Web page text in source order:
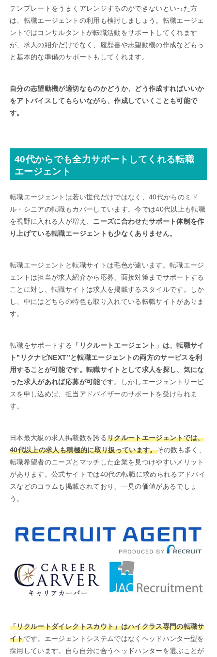
テンプレートをうまくアレンジするのができないといった方
は、転職エージェントの利用も検討しましょう。転職エージェ
ントではコンサルタントが転職活動をサポートしてくれます
が、求人の紹介だけでなく、履歴書や志望動機の作成などもっ
と基本的な準備のサポートもしてくれます。
自分の志望動機が適切なものかどうか、どう作成すればいいか
をアトバイスしてもらいながら、作成していくことも可能で
す。
40代からでも全力サポートしてくれる転職
エージェント
転職エージェントは若い世代だけではなく、40代からのミド
ル・シニアの転職もカバーしています。今では40代以上も転職
を視野に入れる人が増え、 ニーズに合わせたサポート体制を作
り上げている転職エージェントも少なくありません。
転職エージェントと転職サイトは毛色が違います。転職エージ
ェントは担当が求人紹介から応募、面接対策までサポートする
ことに対し、転職サイトは求人を掲載するスタイルです。しか
し、中にはどちらの特色も取り入れている転職サイトがありま
す。
転職をサポートする
「リクルートエージェント」は、転職サイ
ト”リクナビNEXT”と転職エージェントの両方のサービスを利
用することが可能です。転職サイトとして求人を探し、気にな
った求人があれば応募が可能です。しかしエージェントサービ
スを申し込めば、担当アドバイザーのサポートを受けられま
す。
日本最大級の求人掲載数を誇るリクルートエージェントでは、
40代以上の求人も積極的に取り扱っています。その数も多く、
転職希望者のニーズとマッチした企業を見つけやすいメリット
があります。公式サイトでは40代の転職に求められるアドバイ
スなどのコラムも掲載されており、一見の価値があるでしょ
う。
「リクルートダイレクトスカウト」はハイクラス専門の転職サ
イトです。エージェントシステムではなくヘッドハンター型を
採用しています。自ら自分に合うヘッドハンターを選ぶことが